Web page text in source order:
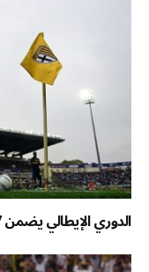
الدوري الإيطالي يضمن 7 مقاعد في المسابقات الأوروبية